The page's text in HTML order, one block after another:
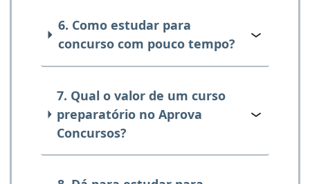
6. Como estudar para
concurso com pouco tempo?
7. Qual o valor de um curso
preparatório no Aprova
Concursos?